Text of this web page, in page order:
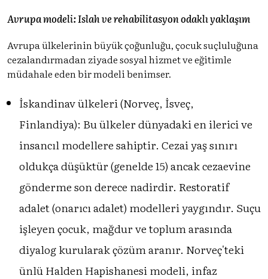
Avrupa modeli: Islah ve rehabilitasyon odaklı yaklaşım
Avrupa ülkelerinin büyük çoğunluğu, çocuk suçluluğuna
cezalandırmadan ziyade sosyal hizmet ve eğitimle
müdahale eden bir modeli benimser.
İskandinav ülkeleri (Norveç, İsveç,
Finlandiya): Bu ülkeler dünyadaki en ilerici ve
insancıl modellere sahiptir. Cezai yaş sınırı
oldukça düşüktür (genelde 15) ancak cezaevine
gönderme son derece nadirdir. Restoratif
adalet (onarıcı adalet) modelleri yaygındır. Suçu
işleyen çocuk, mağdur ve toplum arasında
diyalog kurularak çözüm aranır. Norveç'teki
ünlü Halden Hapishanesi modeli, infaz